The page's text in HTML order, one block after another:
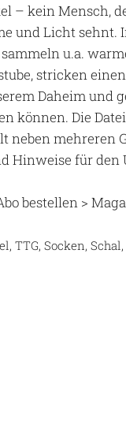
– kein Mensch,
und Licht sehnt.
u.a.
stricken
Daheim und
können. Die Datei
neben mehreren
Hinweise für den
bestellen >
TTG, Socken,